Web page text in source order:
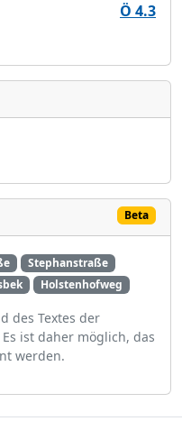
Ö 4.3
Beta
Stephanstraße
Holstenhofweg
des Textes der
ist daher möglich, das
werden.